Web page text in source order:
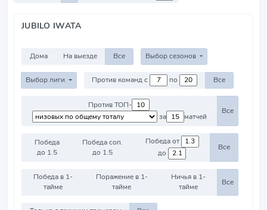
JUBILO IWATA
Дома На выезде Все Выбор сезонов
Выбор лиги Против команд с по Все
Против ТОП-
за
матчей
Все
Победа
до 1.5
Победа соп.
до 1.5
Победа от
до
Все
Победа в 1-
тайме
Поражение в 1-
тайме
Ничья в 1-
тайме
Все